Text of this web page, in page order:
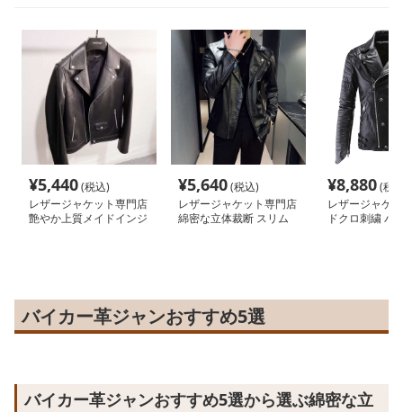
¥5,440(税込)
レザージャケット専門店
艶やか上質メイドインジ
¥5,640(税込)
レザージャケット専門店
綿密な立体裁断 スリム
¥8,880(税
レザージャケ
ドクロ刺繍 バ
バイカー革ジャンおすすめ5選
バイカー革ジャンおすすめ5選から選ぶ綿密な立